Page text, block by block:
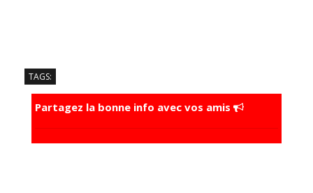
TAGS:
Partagez la bonne info avec vos amis